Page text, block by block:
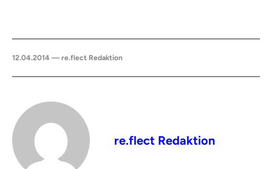
12.04.2014 — re.flect Redaktion
re.flect Redaktion